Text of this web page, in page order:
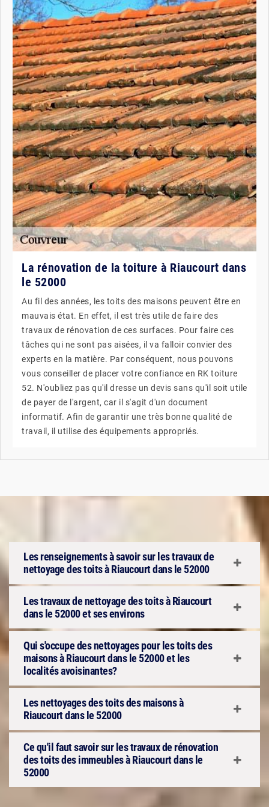
La rénovation de la toiture à Riaucourt dans
le 52000
Au fil des années, les toits des maisons peuvent être en
mauvais état. En effet, il est très utile de faire des
travaux de rénovation de ces surfaces. Pour faire ces
tâches qui ne sont pas aisées, il va falloir convier des
experts en la matière. Par conséquent, nous pouvons
vous conseiller de placer votre confiance en RK toiture
52. N'oubliez pas qu'il dresse un devis sans qu'il soit utile
de payer de l'argent, car il s'agit d'un document
informatif. Afin de garantir une très bonne qualité de
travail, il utilise des équipements appropriés.
Les renseignements à savoir sur les travaux de
nettoyage des toits à Riaucourt dans le 52000
Les travaux de nettoyage des toits à Riaucourt
dans le 52000 et ses environs
Qui s'occupe des nettoyages pour les toits des
maisons à Riaucourt dans le 52000 et les
localités avoisinantes?
Les nettoyages des toits des maisons à
Riaucourt dans le 52000
Ce qu'il faut savoir sur les travaux de rénovation
des toits des immeubles à Riaucourt dans le
52000